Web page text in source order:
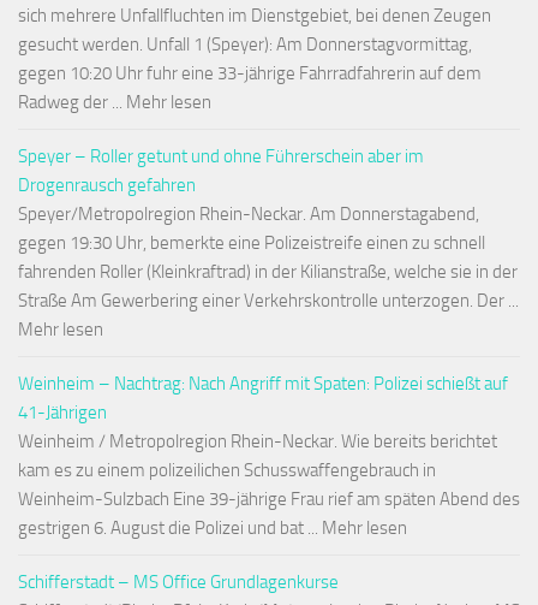
sich mehrere Unfallfluchten im Dienstgebiet, bei denen Zeugen
gesucht werden. Unfall 1 (Speyer): Am Donnerstagvormittag,
gegen 10:20 Uhr fuhr eine 33-jährige Fahrradfahrerin auf dem
Radweg der ... Mehr lesen
Speyer – Roller getunt und ohne Führerschein aber im
Drogenrausch gefahren
Speyer/Metropolregion Rhein-Neckar. Am Donnerstagabend,
gegen 19:30 Uhr, bemerkte eine Polizeistreife einen zu schnell
fahrenden Roller (Kleinkraftrad) in der Kilianstraße, welche sie in der
Straße Am Gewerbering einer Verkehrskontrolle unterzogen. Der ...
Mehr lesen
Weinheim – Nachtrag: Nach Angriff mit Spaten: Polizei schießt auf
41-Jährigen
Weinheim / Metropolregion Rhein-Neckar. Wie bereits berichtet
kam es zu einem polizeilichen Schusswaffengebrauch in
Weinheim-Sulzbach Eine 39-jährige Frau rief am späten Abend des
gestrigen 6. August die Polizei und bat ... Mehr lesen
Schifferstadt – MS Office Grundlagenkurse